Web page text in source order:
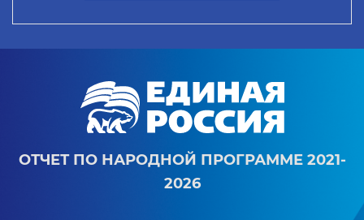
ОТЧЕТ ПО НАРОДНОЙ ПРОГРАММЕ 2021-
2026